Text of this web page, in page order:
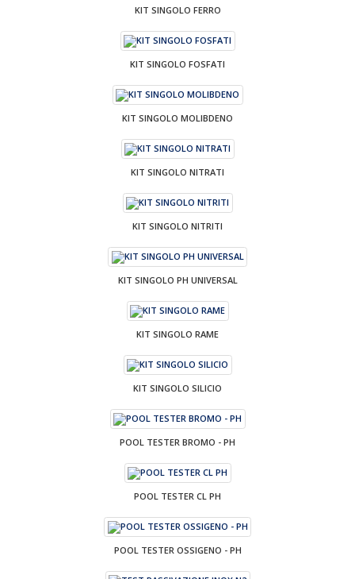
KIT SINGOLO FERRO
KIT SINGOLO FOSFATI
KIT SINGOLO MOLIBDENO
KIT SINGOLO NITRATI
KIT SINGOLO NITRITI
KIT SINGOLO PH UNIVERSAL
KIT SINGOLO RAME
KIT SINGOLO SILICIO
POOL TESTER BROMO - PH
POOL TESTER CL PH
POOL TESTER OSSIGENO - PH